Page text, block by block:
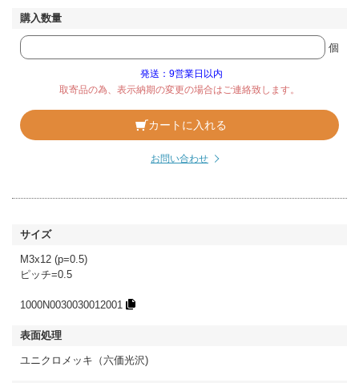
個
発送：9営業日以内
取寄品の為、表示納期の変更の場合はご連絡致します。
カートに入れる
お問い合わせ
M3x12 (p=0.5)
ピッチ=0.5
1000N0030030012001
ユニクロメッキ（六価光沢)